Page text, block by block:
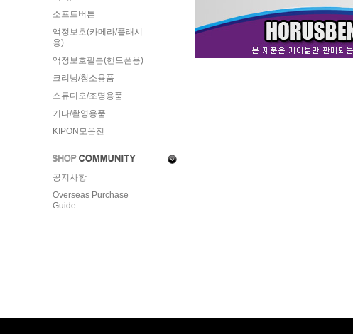
소프트버튼
액정보호(카메라/플래시
용)
액정보호필름(핸드폰용)
크리닝/청소용품
스튜디오/조명용품
기타/촬영용품
KIPON모음전
공지사항
Overseas Purchase
Guide